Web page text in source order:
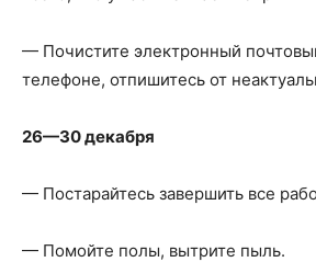
— Почистите электронный
телефоне, отпишитесь от
26—30 декабря
— Постарайтесь завершить все
— Помойте полы, вытрите пыль.